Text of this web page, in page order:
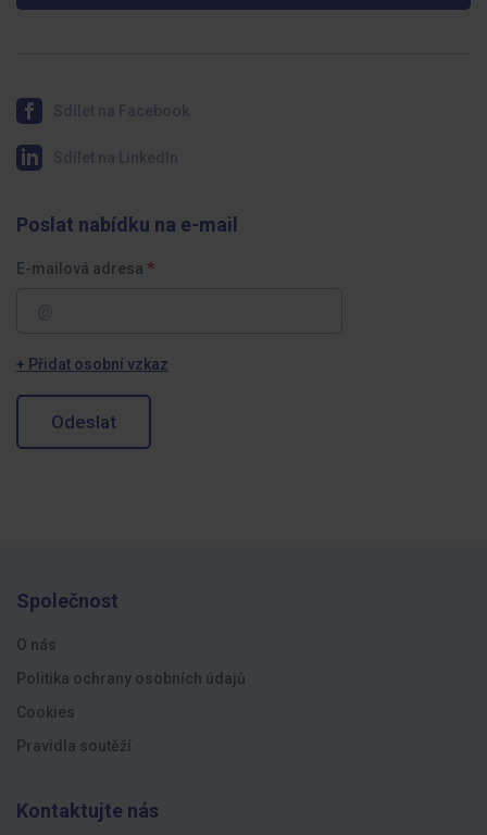
Poslat nabídku na e-mail
E-mailová adresa
+ Přidat osobní vzkaz
Odeslat
Společnost
O nás
Politika ochrany osobních údajů
Cookies
Pravidla soutěží
Kontaktujte nás